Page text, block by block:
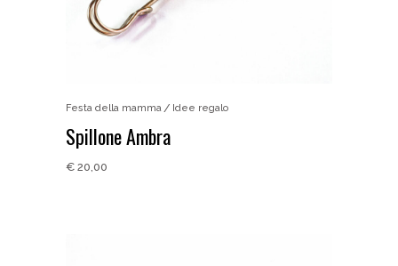
Festa della mamma Idee regalo
Spillone Ambra
€ 20,00